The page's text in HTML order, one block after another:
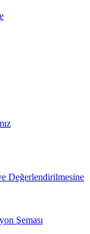
Değerlendirilmesine
Şeması